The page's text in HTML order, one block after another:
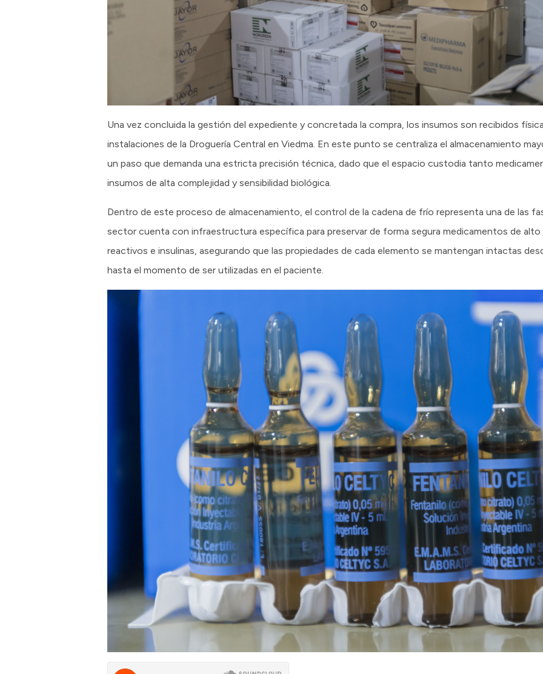
Una vez concluida la gestión del expediente y concretada la compra, los insumos son recibidos
instalaciones de la Droguería Central en Viedma. En este punto se centraliza el almacenamiento
un paso que demanda una estricta precisión técnica, dado que el espacio custodia tanto
insumos de alta complejidad y sensibilidad biológica.
Dentro de este proceso de almacenamiento, el control de la cadena de frío representa una de las
sector cuenta con infraestructura específica para preservar de forma segura medicamentos de
reactivos e insulinas, asegurando que las propiedades de cada elemento se mantengan intactas
hasta el momento de ser utilizadas en el paciente.